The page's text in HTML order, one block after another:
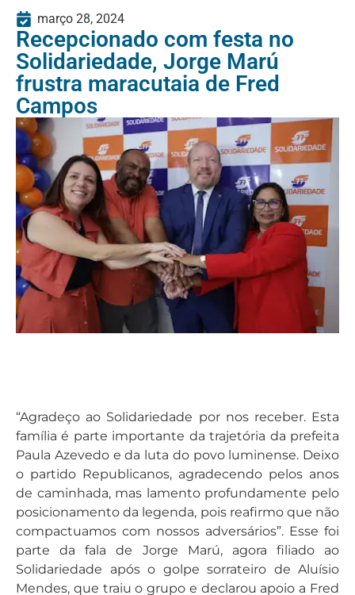
março 28, 2024
Recepcionado com festa no
Solidariedade, Jorge Marú
frustra maracutaia de Fred
Campos
“Agradeço ao Solidariedade por nos receber. Esta
família é parte importante da trajetória da prefeita
Paula Azevedo e da luta do povo luminense. Deixo
o partido Republicanos, agradecendo pelos anos
de caminhada, mas lamento profundamente pelo
posicionamento da legenda, pois reafirmo que não
compactuamos com nossos adversários”. Esse foi
parte da fala de Jorge Marú, agora filiado ao
Solidariedade após o golpe sorrateiro de Aluísio
Mendes, que traiu o grupo e declarou apoio a Fred